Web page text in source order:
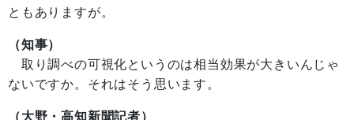
ともありますが。
（知事）
取り調べの可視化というのは相当効果が大きいんじゃ
ないですか。それはそう思います。
（大野・高知新聞記者）